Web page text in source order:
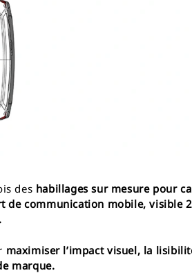
des habillages sur mesure pour
de communication mobile, visible
maximiser l’impact visuel, la
marque.